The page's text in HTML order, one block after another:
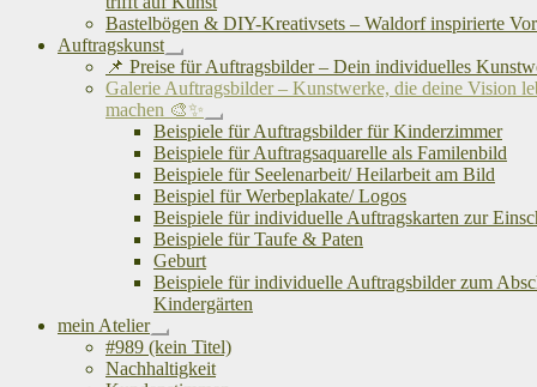
Bastelbögen & DIY-Kreativsets – Waldorf inspirierte
Auftragskunst
Untermenü
öffnen
📌 Preise für Auftragsbilder – Dein individuelles
Galerie Auftragsbilder – Kunstwerke, die deine Vision
machen 🎨✨
Untermenü
öffnen
Beispiele für Auftragsbilder für Kinderzimmer
Beispiele für Auftragsaquarelle als Familenbild
Beispiele für Seelenarbeit/ Heilarbeit am Bild
Beispiel für Werbeplakate/ Logos
Beispiele für individuelle Auftragskarten zur
Beispiele für Taufe & Paten
Geburt
Beispiele für individuelle Auftragsbilder zum
Kindergärten
mein Atelier
Untermenü
öffnen
#989 (kein Titel)
Nachhaltigkeit